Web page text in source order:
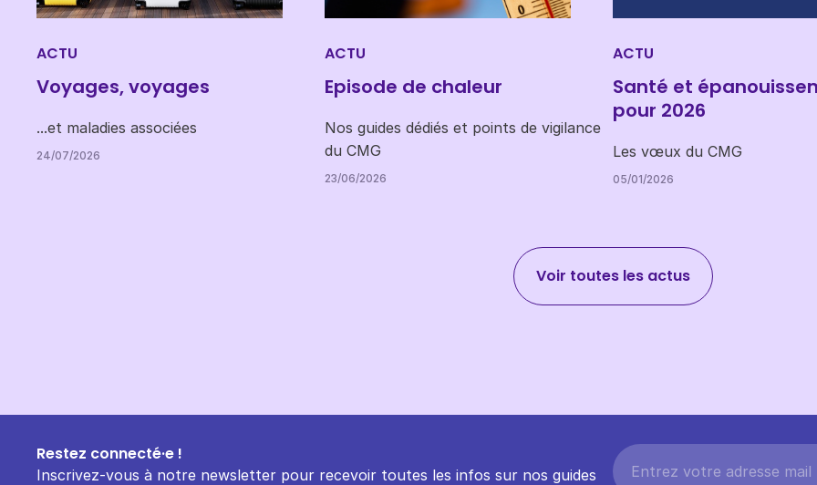
ACTU
Voyages, voyages
...et maladies associées
24/07/2026
ACTU
Episode de chaleur
Nos guides dédiés et points de vigilance
du CMG
23/06/2026
ACTU
Santé et
pour 2026
Les vœux du CMG
05/01/2026
Voir toutes les actus
Restez connecté·e !
Inscrivez-vous à notre newsletter pour recevoir toutes les infos sur nos guides